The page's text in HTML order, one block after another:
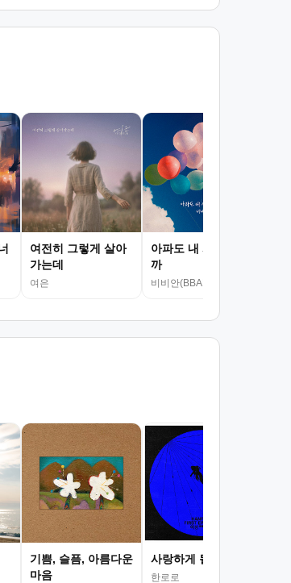
여전히 그렇게 살아
가는데
여은
아파도 내 사랑이니
까
비비안(BBAHN)
기쁨, 슬픔, 아름다운
마음
사랑하게 될 거야
한로로